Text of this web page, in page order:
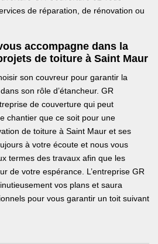
de réparation, de rénovation ou
accompagne dans la
de toiture à Saint Maur
son couvreur pour garantir la
son rôle d’étancheur. GR
de couverture qui peut
chantier que ce soit pour une
de toiture à Saint Maur et ses
à votre écoute et nous vous
termes des travaux afin que les
de votre espérance. L’entreprise GR
vos plans et saura
pour vous garantir un toit suivant